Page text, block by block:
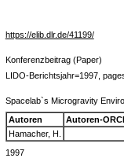
https://elib.dlr.de/41199/
Konferenzbeitrag (Paper)
LIDO-Berichtsjahr=1997,
Spacelab`s Microgravity
Autoren
Autoren-
Hamacher, H.
1997